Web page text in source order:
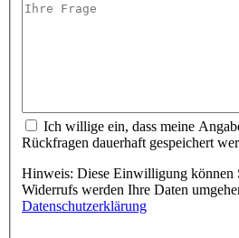
Ich willige ein, dass meine
Rückfragen dauerhaft gespeichert
Hinweis: Diese Einwilligung können
Widerrufs werden Ihre Daten
Datenschutzerklärung